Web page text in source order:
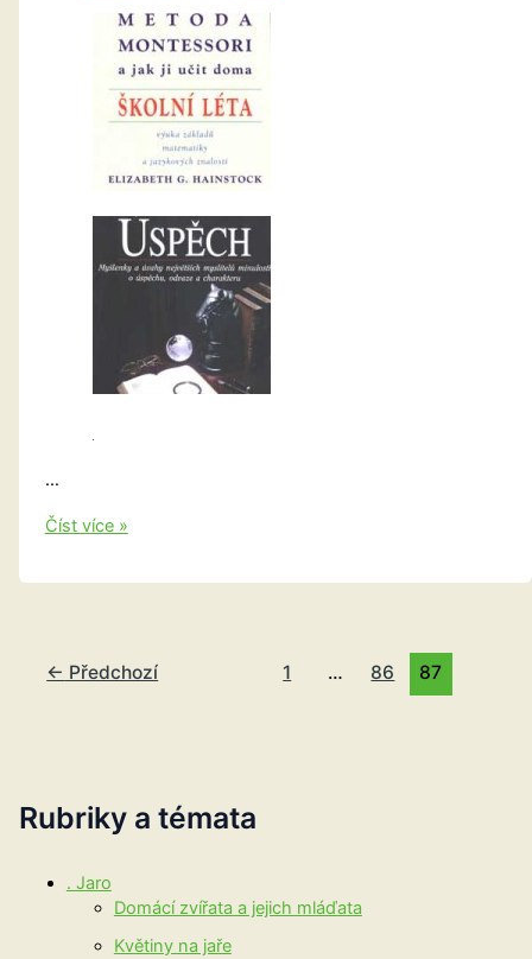
Rubriky a témata
. Jaro
Domácí zvířata a jejich mláďata
Květiny na jaře
…
Nakladatelství
Číst více »
← Předchozí 1 … 86 87